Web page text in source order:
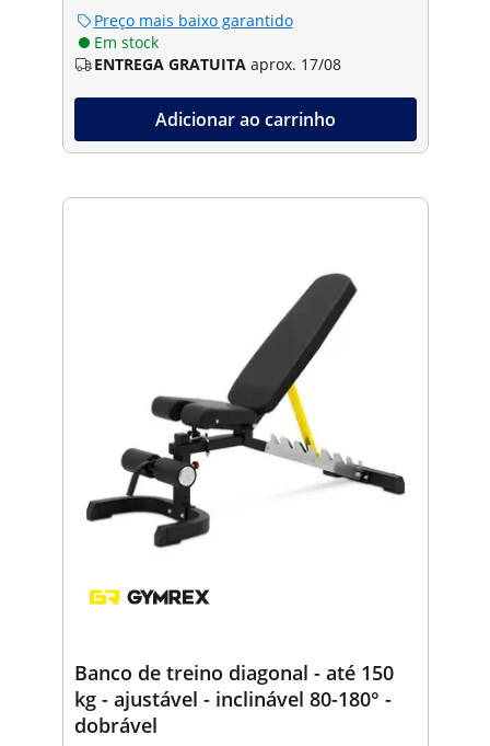
Preço mais baixo garantido
Em stock
ENTREGA GRATUITA aprox. 17/08
Adicionar ao carrinho
Banco de treino diagonal - até 150
kg - ajustável - inclinável 80-180° -
dobrável